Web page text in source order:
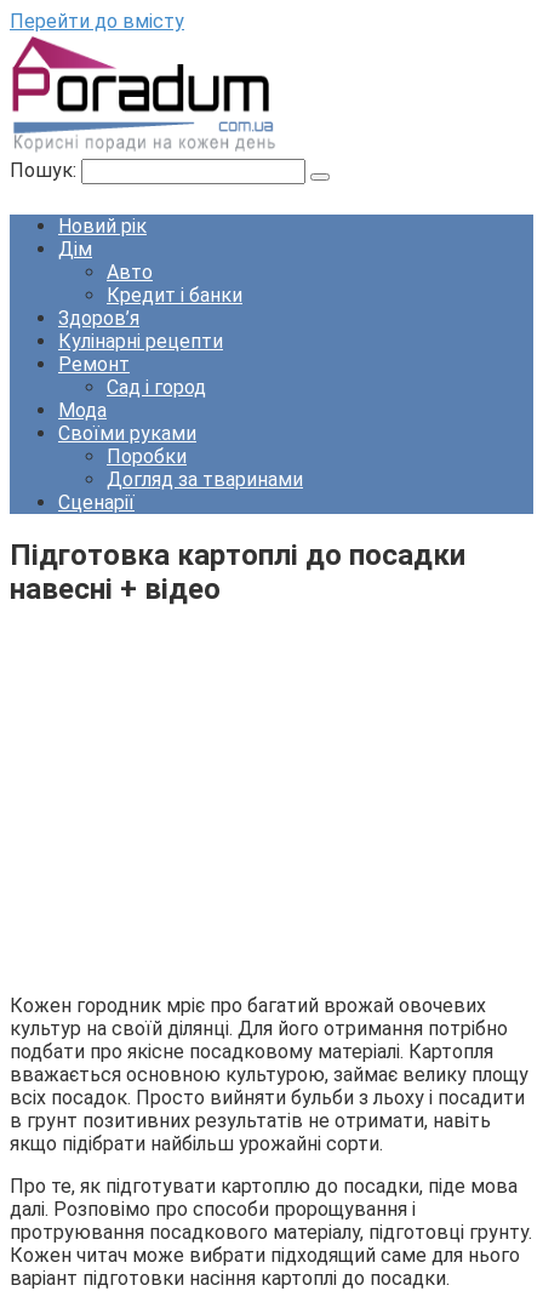
Перейти до вмісту
Пошук:
Новий рік
Дім
Авто
Кредит і банки
Здоров’я
Кулінарні рецепти
Ремонт
Сад і город
Мода
Своїми руками
Поробки
Догляд за тваринами
Сценарії
Підготовка картоплі до посадки
навесні + відео
Кожен городник мріє про багатий врожай овочевих
культур на своїй ділянці. Для його отримання потрібно
подбати про якісне посадковому матеріалі. Картопля
вважається основною культурою, займає велику площу
всіх посадок. Просто вийняти бульби з льоху і посадити
в грунт позитивних результатів не отримати, навіть
якщо підібрати найбільш урожайні сорти.
Про те, як підготувати картоплю до посадки, піде мова
далі. Розповімо про способи пророщування і
протруювання посадкового матеріалу, підготовці грунту.
Кожен читач може вибрати підходящий саме для нього
варіант підготовки насіння картоплі до посадки.